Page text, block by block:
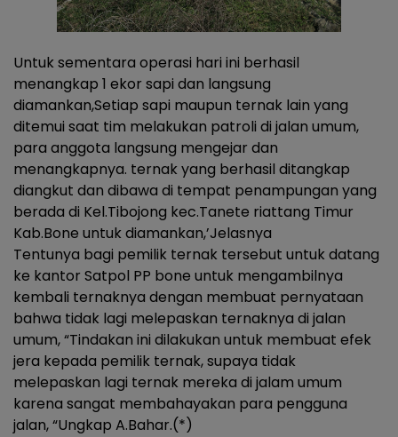
Untuk sementara operasi hari ini berhasil
menangkap 1 ekor sapi dan langsung
diamankan,Setiap sapi maupun ternak lain yang
ditemui saat tim melakukan patroli di jalan umum,
para anggota langsung mengejar dan
menangkapnya. ternak yang berhasil ditangkap
diangkut dan dibawa di tempat penampungan yang
berada di Kel.Tibojong kec.Tanete riattang Timur
Kab.Bone untuk diamankan,’Jelasnya
Tentunya bagi pemilik ternak tersebut untuk datang
ke kantor Satpol PP bone untuk mengambilnya
kembali ternaknya dengan membuat pernyataan
bahwa tidak lagi melepaskan ternaknya di jalan
umum, “Tindakan ini dilakukan untuk membuat efek
jera kepada pemilik ternak, supaya tidak
melepaskan lagi ternak mereka di jalam umum
karena sangat membahayakan para pengguna
jalan, “Ungkap A.Bahar.(*)